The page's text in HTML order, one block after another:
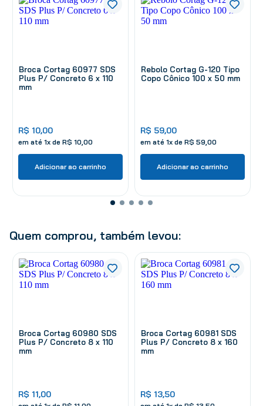
Broca Cortag 60977 SDS
Plus P/ Concreto 6 x 110
mm
R$ 10,00
em até 1x de R$ 10 00
Adicionar ao carrinho
Rebolo Cortag G-120 Tipo
Copo Cônico 100 x 50 mm
R$ 59,00
em até 1x de R$ 59 00
Adicionar ao carrinho
Quem comprou, também levou:
Broca Cortag 60980 SDS
Plus P/ Concreto 8 x 110
mm
R$ 11,00
Broca Cortag 60981 SDS
Plus P/ Concreto 8 x 160
mm
R$ 13,50